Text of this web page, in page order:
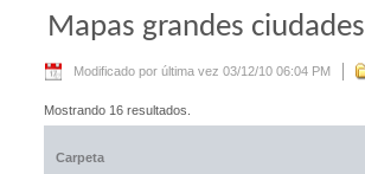
Mapas grandes ciudades
Modificado por última vez 03/12/10 06:04 PM
Mostrando 16 resultados.
Carpeta